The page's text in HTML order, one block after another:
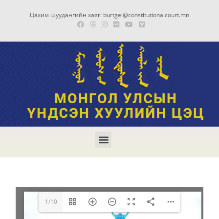
Цахим шуудангийн хаяг: burtgel@constitutionalcourt.mn
1/10